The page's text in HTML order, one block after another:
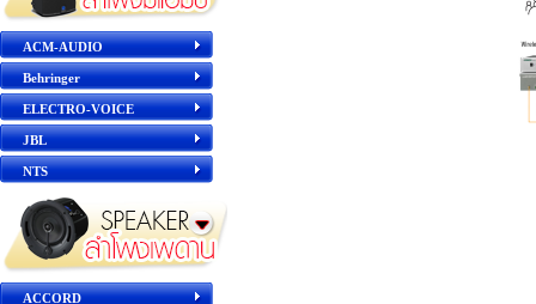
ACM-AUDIO
Behringer
ELECTRO-VOICE
JBL
NTS
ACCORD